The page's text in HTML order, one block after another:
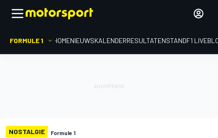
FORMULE 1 HOMENIEUWSKALENDERRESULTATENSTANDF1
NOSTALGIE Formule 1